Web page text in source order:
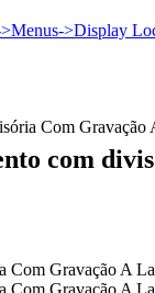
>Display
Com Gravação
com